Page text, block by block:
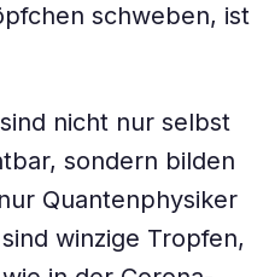
schweben, ist
nicht nur selbst
sondern bilden
Quantenphysiker
winzige Tropfen,